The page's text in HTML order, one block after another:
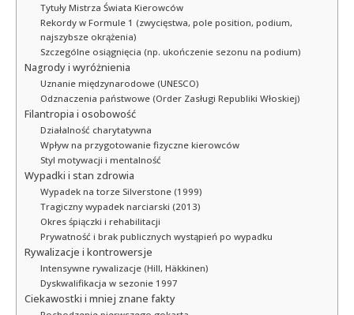
Tytuły Mistrza Świata Kierowców
Rekordy w Formule 1 (zwycięstwa, pole position, podium,
najszybsze okrążenia)
Szczególne osiągnięcia (np. ukończenie sezonu na podium)
Nagrody i wyróżnienia
Uznanie międzynarodowe (UNESCO)
Odznaczenia państwowe (Order Zasługi Republiki Włoskiej)
Filantropia i osobowość
Działalność charytatywna
Wpływ na przygotowanie fizyczne kierowców
Styl motywacji i mentalność
Wypadki i stan zdrowia
Wypadek na torze Silverstone (1999)
Tragiczny wypadek narciarski (2013)
Okres śpiączki i rehabilitacji
Prywatność i brak publicznych wystąpień po wypadku
Rywalizacje i kontrowersje
Intensywne rywalizacje (Hill, Häkkinen)
Dyskwalifikacja w sezonie 1997
Ciekawostki i mniej znane fakty